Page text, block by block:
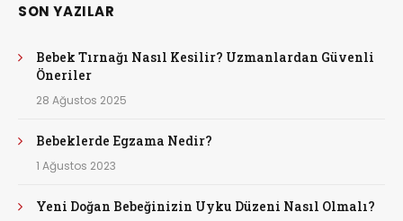
SON YAZILAR
Bebek Tırnağı Nasıl Kesilir? Uzmanlardan Güvenli
Öneriler
28 Ağustos 2025
Bebeklerde Egzama Nedir?
1 Ağustos 2023
Yeni Doğan Bebeğinizin Uyku Düzeni Nasıl Olmalı?